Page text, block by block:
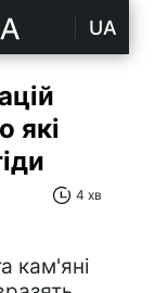
UA
які
4 хв
кам'яні